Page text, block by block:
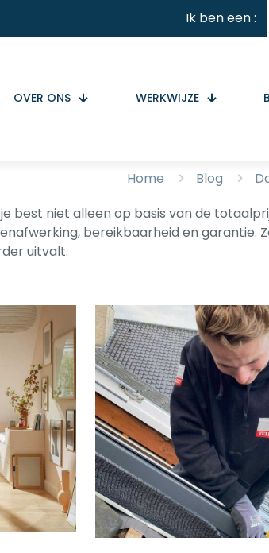
Ik ben een :
OVER ONS WERKWIJZE
Home Blog
best niet alleen op basis van de
bereikbaarheid en garantie.
uitvalt.